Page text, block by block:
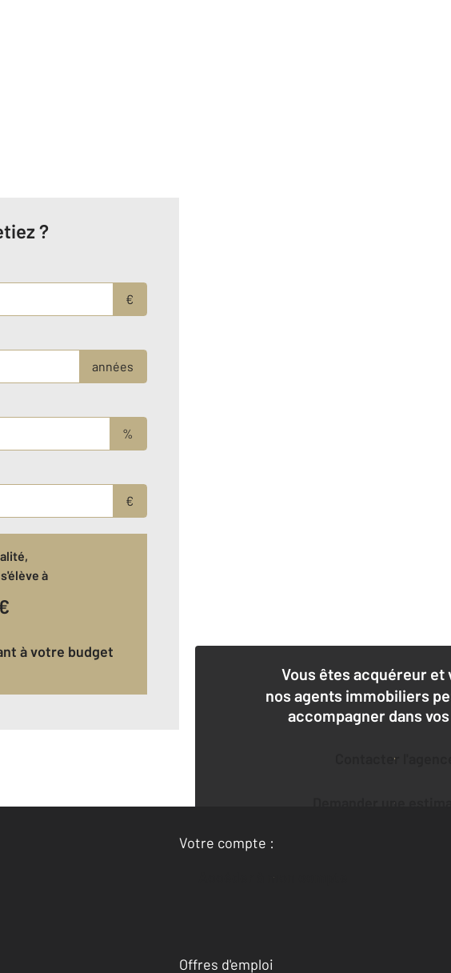
?
€
années
%
€
à
à votre budget
Vous êtes acquéreur et
nos agents immobiliers
accompagner dans
Contacter l'agence
Demander une
Votre compte :
Accéder à mon compte
Offres d'emploi